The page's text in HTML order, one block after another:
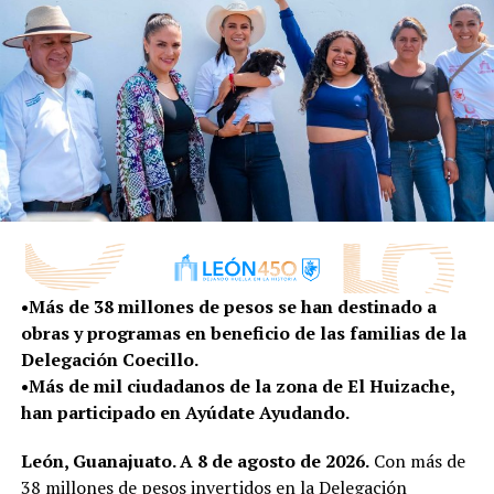
ciudadanos”, expuso.
Además, durante el evento los directores de la distintas
dependencias municipales se presentaron; así como los
preventólogos y el personal que dará atención cercana a
la Delegación Coecillo.
RELATED TOPICS:
UP NEXT
LLAMA ALE GUTIÉRREZ A CONSEJOS CIUDADANOS A
SUMAR A MÁS MUJERES
DON'T MISS
RINDE PROTESTA CONSEJO DIRECTIVO DE COMUDE LEÓN
•Más de 38 millones de pesos se han destinado a
obras y programas en beneficio de las familias de la
Delegación Coecillo.
•Más de mil ciudadanos de la zona de El Huizache,
han participado en Ayúdate Ayudando.
León, Guanajuato. A 8 de agosto de 2026.Con más de
38 millones de pesos invertidos en la Delegación